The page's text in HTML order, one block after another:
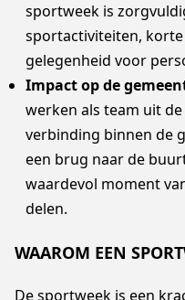
sportweek is
sportactiviteiten,
gelegenheid voor
Impact op de
werken als team uit
verbinding binnen de
een brug naar de
waardevol moment
delen.
WAAROM EEN
De sportweek is een